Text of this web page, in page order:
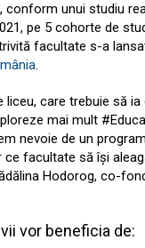
conform unui studiu
pe 5 cohorte de
facultate s-a
.
liceu, care trebuie să ia
mai mult
nevoie de un
ce facultate să își
Hodorog, co-
vor beneficia de: